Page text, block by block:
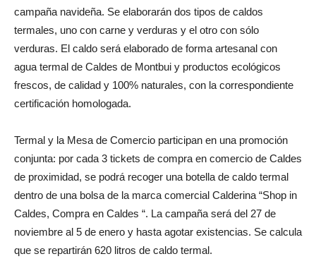
campaña navideña. Se elaborarán dos tipos de caldos
termales, uno con carne y verduras y el otro con sólo
verduras. El caldo será elaborado de forma artesanal con
agua termal de Caldes de Montbui y productos ecológicos
frescos, de calidad y 100% naturales, con la correspondiente
certificación homologada.
Termal y la Mesa de Comercio participan en una promoción
conjunta: por cada 3 tickets de compra en comercio de Caldes
de proximidad, se podrá recoger una botella de caldo termal
dentro de una bolsa de la marca comercial Calderina “Shop in
Caldes, Compra en Caldes “. La campaña será del 27 de
noviembre al 5 de enero y hasta agotar existencias. Se calcula
que se repartirán 620 litros de caldo termal.